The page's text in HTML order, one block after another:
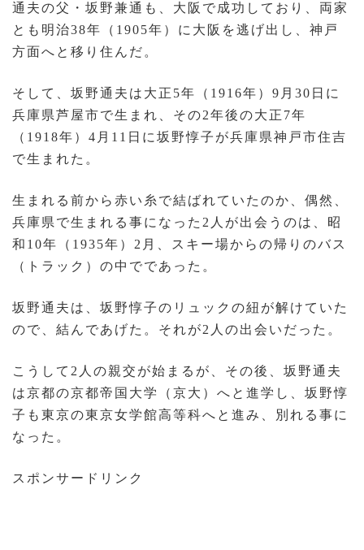
通夫の父・坂野兼通も、大阪で成功しており、両家
とも明治38年（1905年）に大阪を逃げ出し、神戸
方面へと移り住んだ。
そして、坂野通夫は大正5年（1916年）9月30日に
兵庫県芦屋市で生まれ、その2年後の大正7年
（1918年）4月11日に坂野惇子が兵庫県神戸市住吉
で生まれた。
生まれる前から赤い糸で結ばれていたのか、偶然、
兵庫県で生まれる事になった2人が出会うのは、昭
和10年（1935年）2月、スキー場からの帰りのバス
（トラック）の中でであった。
坂野通夫は、坂野惇子のリュックの紐が解けていた
ので、結んであげた。それが2人の出会いだった。
こうして2人の親交が始まるが、その後、坂野通夫
は京都の京都帝国大学（京大）へと進学し、坂野惇
子も東京の東京女学館高等科へと進み、別れる事に
なった。
スポンサードリンク